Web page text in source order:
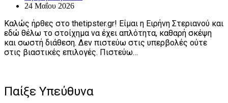
24 Μαΐου 2026
Καλώς ήρθες στο thetipster.gr! Είμαι η Ειρήνη Στεριανού και
εδώ θέλω το στοίχημα να έχει απλότητα, καθαρή σκέψη
και σωστή διάθεση. Δεν πιστεύω στις υπερβολές ούτε
στις βιαστικές επιλογές. Πιστεύω…
Παίξε Υπεύθυνα